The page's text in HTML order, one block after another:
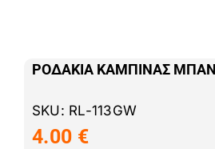
ΡΟΔΑΚΙΑ ΚΑΜΠΙΝΑΣ
SKU: RL-113GW
4.00 €